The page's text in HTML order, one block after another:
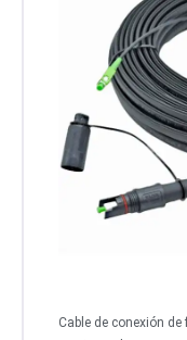
Cable de conexión de